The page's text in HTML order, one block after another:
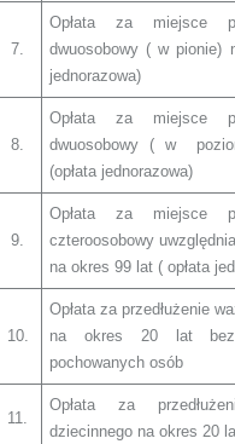
7.
Opłata za miejsce
dwuosobowy ( w pionie)
jednorazowa)
8.
Opłata za miejsce
dwuosobowy ( w
(opłata jednorazowa)
9.
Opłata za miejsce
czteroosobowy
na okres 99 lat ( opłata
10.
Opłata za przedłużenie
na okres 20 lat
pochowanych osób
11.
Opłata za
dziecinnego na okres 20